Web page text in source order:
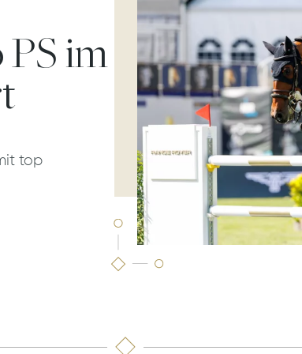
PS im
top